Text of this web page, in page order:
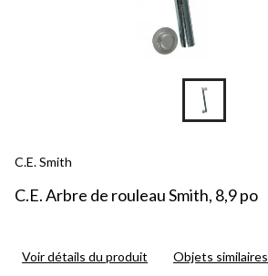
C.E. Smith
C.E. Arbre de rouleau Smith, 8,9 po
Voir détails du produit Objets similaires